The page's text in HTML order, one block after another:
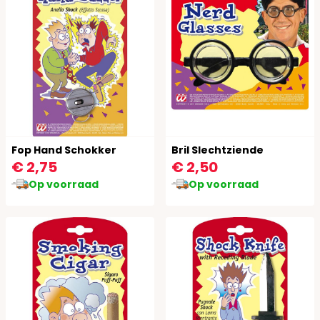
Fop Hand Schokker
€ 2,75
Op voorraad
Bril Slechtziende
€ 2,50
Op voorraad